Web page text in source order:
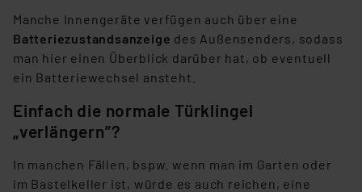
Manche Innengeräte verfügen auch über eine
Batteriezustandsanzeige des Außensenders, sodass
man hier einen Überblick darüber hat, ob eventuell
ein Batteriewechsel ansteht.
Einfach die normale Türklingel
„verlängern”?
In manchen Fällen, bspw. wenn man im Garten oder
im Bastelkeller ist, würde es auch reichen, eine